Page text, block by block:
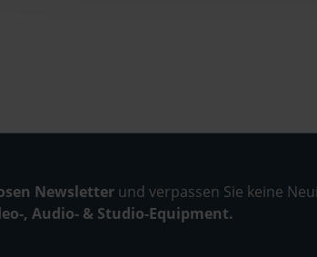
Newsletter und verpassen Sie keine
, Audio- & Studio-Equipment.